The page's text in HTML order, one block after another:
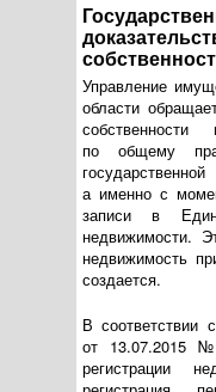
Управление
области
по общему
а именно с
записи в
недвижимости.
недвижимость
создается.
В соответствии
от 13.07.2015
регистрации